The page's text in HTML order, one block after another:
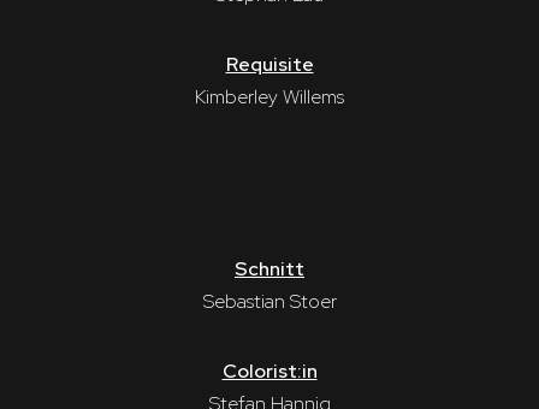
Requisite
Kimberley Willems
Schnitt
Sebastian Stoer
Colorist:in
Stefan Hannig